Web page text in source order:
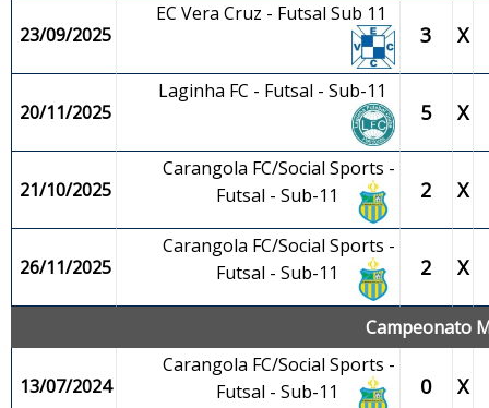
23/09/2025
EC Vera Cruz - Futsal Sub 11
3 X
20/11/2025
Laginha FC - Futsal - Sub-11
5 X
21/10/2025
Carangola FC/Social Sports -
Futsal - Sub-11
2 X
26/11/2025
Carangola FC/Social Sports -
Futsal - Sub-11
2 X
Campeonato
13/07/2024
Carangola FC/Social Sports -
Futsal - Sub-11
0 X